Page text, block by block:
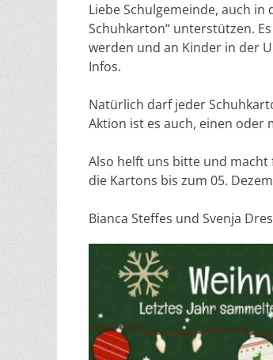
Liebe Schulgemeinde, auch
Schuhkarton“ unterstützen.
werden und an Kinder in der
Infos.
Natürlich darf jeder
Aktion ist es auch, einen oder
Also helft uns bitte und macht
die Kartons bis zum 05.
Bianca Steffes und Svenja